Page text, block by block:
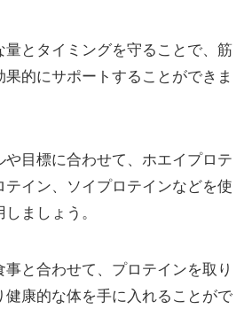
量とタイミングを守ることで、筋
的にサポートすることができま
や目標に合わせて、ホエイプロテ
テイン、ソイプロテインなどを使
ましょう。
と合わせて、プロテインを取り
健康的な体を手に入れることがで